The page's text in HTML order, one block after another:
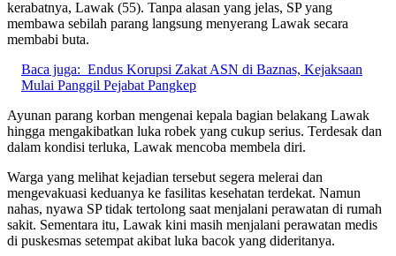
kerabatnya, Lawak (55). Tanpa alasan yang jelas, SP yang
membawa sebilah parang langsung menyerang Lawak secara
membabi buta.
Baca juga: Endus Korupsi Zakat ASN di Baznas, Kejaksaan
Mulai Panggil Pejabat Pangkep
Ayunan parang korban mengenai kepala bagian belakang Lawak
hingga mengakibatkan luka robek yang cukup serius. Terdesak dan
dalam kondisi terluka, Lawak mencoba membela diri.
Warga yang melihat kejadian tersebut segera melerai dan
mengevakuasi keduanya ke fasilitas kesehatan terdekat. Namun
nahas, nyawa SP tidak tertolong saat menjalani perawatan di rumah
sakit. Sementara itu, Lawak kini masih menjalani perawatan medis
di puskesmas setempat akibat luka bacok yang dideritanya.